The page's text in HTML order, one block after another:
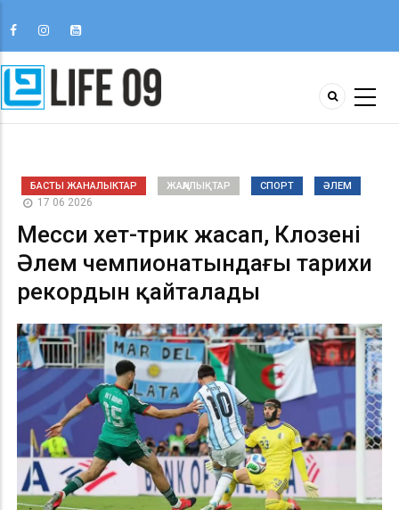
БАСТЫ ЖАНАЛЫКТАР ЖАҢАЛЫҚТАР СПОРТ ӘЛЕМ
17 06 2026
Месси хет-трик жасап, Клозенің
Әлем чемпионатындағы тарихи
рекордын қайталады